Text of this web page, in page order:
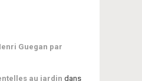
Guegan par
au jardin dans